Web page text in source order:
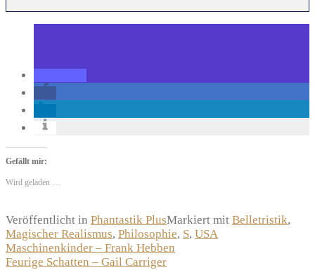
Gefällt mir:
Wird geladen …
Veröffentlicht in Phantastik PlusMarkiert mit Belletristik,
Magischer Realismus, Philosophie, S, USA
Beitragsnavigation
Maschinenkinder – Frank Hebben
Feurige Schatten – Gail Carriger